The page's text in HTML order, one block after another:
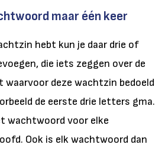
maar één keer
hebt kun je daar drie of
die iets zeggen over de
deze wachtzin bedoeld
de eerste drie letters gma.
wachtwoord voor elke
Ook is elk wachtwoord dan